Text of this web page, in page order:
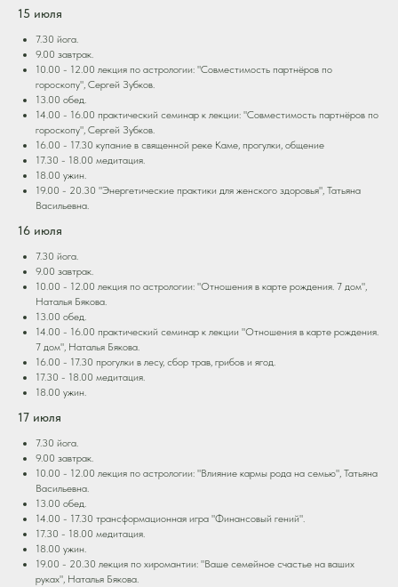
15 июля
7.30 йога.
9.00 завтрак.
10.00 - 12.00 лекция по астрологии: "Совместимость партнёров по
гороскопу", Сергей Зубков.
13.00 обед.
14.00 - 16.00 практический семинар к лекции: "Совместимость партнёров по
гороскопу", Сергей Зубков.
16.00 - 17.30 купание в священной реке Каме, прогулки, общение
17.30 - 18.00 медитация.
18.00 ужин.
19.00 - 20.30 "Энергетические практики для женского здоровья", Татьяна
Васильевна.
16 июля
7.30 йога.
9.00 завтрак.
10.00 - 12.00 лекция по астрологии: "Отношения в карте рождения. 7 дом",
Наталья Бякова.
13.00 обед.
14.00 - 16.00 практический семинар к лекции "Отношения в карте рождения.
7 дом", Наталья Бякова.
16.00 - 17.30 прогулки в лесу, сбор трав, грибов и ягод.
17.30 - 18.00 медитация.
18.00 ужин.
17 июля
7.30 йога.
9.00 завтрак.
10.00 - 12.00 лекция по астрологии: "Влияние кармы рода на семью", Татьяна
Васильевна.
13.00 обед.
14.00 - 17.30 трансформационная игра "Финансовый гений".
17.30 - 18.00 медитация.
18.00 ужин.
19.00 - 20.30 лекция по хиромантии: "Ваше семейное счастье на ваших
руках", Наталья Бякова.